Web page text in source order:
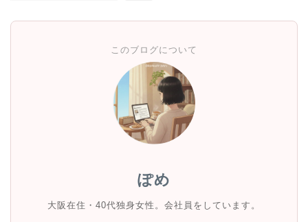
このブログについて
ぽめ
大阪在住・40代独身女性。会社員をしています。